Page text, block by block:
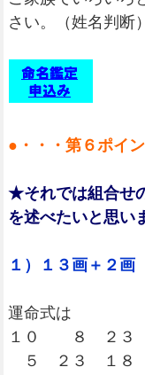
さい。（姓名判断）
●・・・第６ポイ
★それでは組合せ
を述べたいと思い
１）１３画＋２画
運命式は
１０ ８ ２３
５ ２３ １８